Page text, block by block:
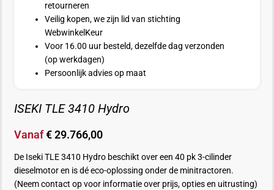
retourneren
Veilig kopen, we zijn lid van stichting
WebwinkelKeur
Voor 16.00 uur besteld, dezelfde dag verzonden
(op werkdagen)
Persoonlijk advies op maat
ISEKI TLE 3410 Hydro
Vanaf€29.766,00
De Iseki TLE 3410 Hydro beschikt over een 40 pk 3-cilinder
dieselmotor en is dé eco-oplossing onder de minitractoren.
(Neem contact op voor informatie over prijs, opties en uitrusting)